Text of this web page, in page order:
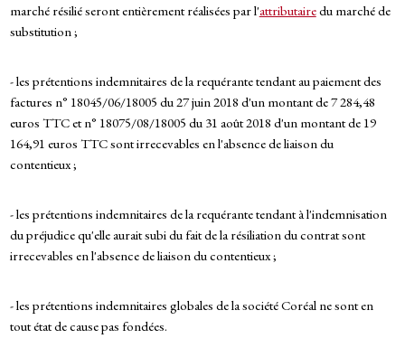
marché résilié seront entièrement réalisées par l'attributairedu marché de
substitution ;
- les prétentions indemnitaires de la requérante tendant au paiement des
factures n° 18045/06/18005 du 27 juin 2018 d'un montant de 7 284,48
euros TTC et n° 18075/08/18005 du 31 août 2018 d'un montant de 19
164,91 euros TTC sont irrecevables en l'absence de liaison du
contentieux ;
- les prétentions indemnitaires de la requérante tendant à l'indemnisation
du préjudice qu'elle aurait subi du fait de la résiliation du contrat sont
irrecevables en l'absence de liaison du contentieux ;
- les prétentions indemnitaires globales de la société Coréal ne sont en
tout état de cause pas fondées.